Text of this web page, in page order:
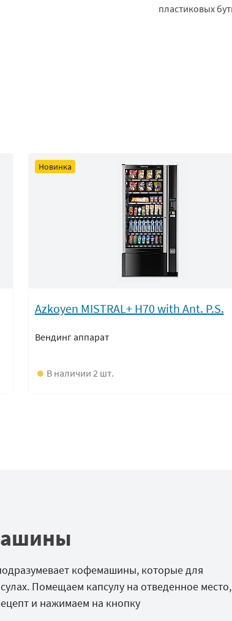
пластиковых
Новинка
Azkoyen MISTRAL+ H70 with Ant. P.S.
Вендинг аппарат
В наличии 2 шт.
кофемашины, которые для
Помещаем капсулу на отведенное место,
и нажимаем на кнопку